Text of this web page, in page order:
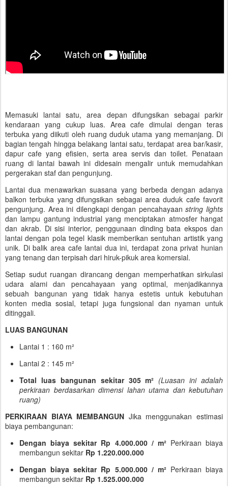
Memasuki lantai satu, area depan difungsikan sebagai parkir
kendaraan yang cukup luas. Area cafe dimulai dengan teras
terbuka yang diikuti oleh ruang duduk utama yang memanjang. Di
bagian tengah hingga belakang lantai satu, terdapat area bar/kasir,
dapur cafe yang efisien, serta area servis dan toilet. Penataan
ruang di lantai bawah ini didesain mengalir untuk memudahkan
pergerakan staf dan pengunjung.
Lantai dua menawarkan suasana yang berbeda dengan adanya
balkon terbuka yang difungsikan sebagai area duduk cafe favorit
pengunjung. Area ini dilengkapi dengan pencahayaanstring lights
dan lampu gantung industrial yang menciptakan atmosfer hangat
dan akrab. Di sisi interior, penggunaan dinding bata ekspos dan
lantai dengan pola tegel klasik memberikan sentuhan artistik yang
unik. Di balik area cafe lantai dua ini, terdapat zona privat hunian
yang tenang dan terpisah dari hiruk-pikuk area komersial.
Setiap sudut ruangan dirancang dengan memperhatikan sirkulasi
udara alami dan pencahayaan yang optimal, menjadikannya
sebuah bangunan yang tidak hanya estetis untuk kebutuhan
konten media sosial, tetapi juga fungsional dan nyaman untuk
ditinggali.
LUAS BANGUNAN
Lantai 1 : 160 m²
Lantai 2 : 145 m²
Total luas bangunan sekitar 305 m² (Luasan ini adalah
perkiraan berdasarkan dimensi lahan utama dan kebutuhan
ruang)
PERKIRAAN BIAYA MEMBANGUN Jika menggunakan estimasi
biaya pembangunan:
Dengan biaya sekitar Rp 4.000.000 / m²Perkiraan biaya
membangun sekitar Rp 1.220.000.000
Dengan biaya sekitar Rp 5.000.000 / m²Perkiraan biaya
membangun sekitar Rp 1.525.000.000